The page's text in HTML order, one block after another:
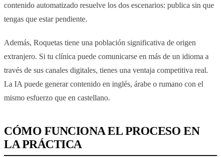
contenido automatizado resuelve los dos escenarios: publica sin que
tengas que estar pendiente.
Además, Roquetas tiene una población significativa de origen
extranjero. Si tu clínica puede comunicarse en más de un idioma a
través de sus canales digitales, tienes una ventaja competitiva real.
La IA puede generar contenido en inglés, árabe o rumano con el
mismo esfuerzo que en castellano.
CÓMO FUNCIONA EL PROCESO EN
LA PRÁCTICA